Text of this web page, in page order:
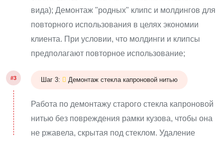
вида); Демонтаж "родных" клипс и молдингов для
повторного использования в целях экономии
клиента. При условии, что молдинги и клипсы
предполагают повторное использование;
#3 Шаг 3: Демонтаж стекла капроновой нитью
Работа по демонтажу старого стекла капроновой
нитью без повреждения рамки кузова, чтобы она
не ржавела, скрытая под стеклом. Удаление